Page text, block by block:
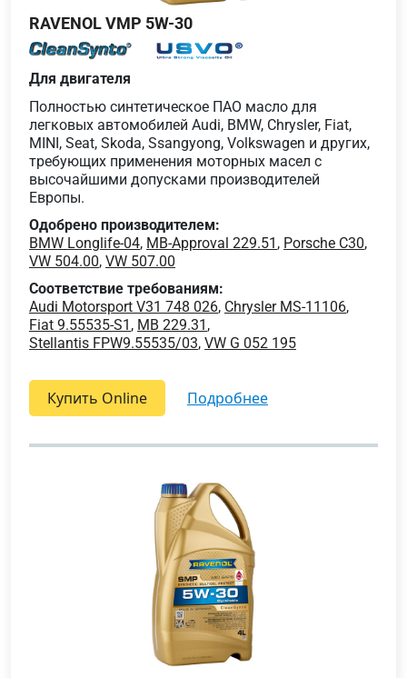
RAVENOL VMP 5W-30
Для двигателя
Полностью синтетическое ПАО масло для
легковых автомобилей Audi, BMW, Chrysler, Fiat,
MINI, Seat, Skoda, Ssangyong, Volkswagen и других,
требующих применения моторных масел с
высочайшими допусками производителей
Европы.
Одобрено производителем:
BMW Longlife-04, MB-Approval 229.51 , Porsche C30,
VW 504.00, VW 507.00
Соответствие требованиям:
Audi Motorsport V31 748 026, Chrysler MS-11106,
Fiat 9.55535-S1 , MB 229.31 ,
Stellantis FPW9.55535/03, VW G 052 195
Купить Online подробнее